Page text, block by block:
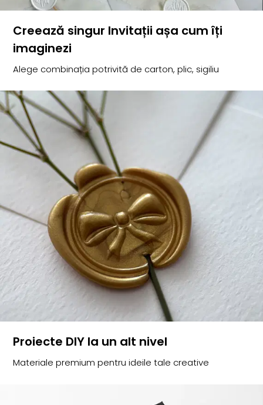
Creează singur Invitații așa cum îți
imaginezi
Alege combinația potrivită de carton, plic, sigiliu
Proiecte DIY la un alt nivel
Materiale premium pentru ideile tale creative